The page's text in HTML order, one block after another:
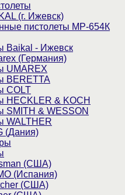
(г. Ижевск)
пистолеты МР-654К
Baikal - Ижевск
(Германия)
UMAREX
BERETTA
COLT
HECKLER & KOCH
SMITH & WESSON
WALTHER
(Дания)
(США)
(Испания)
(США)